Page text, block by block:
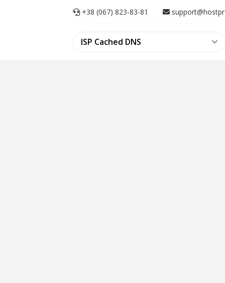
+38 (067) 823-83-81
ISP Cached DNS